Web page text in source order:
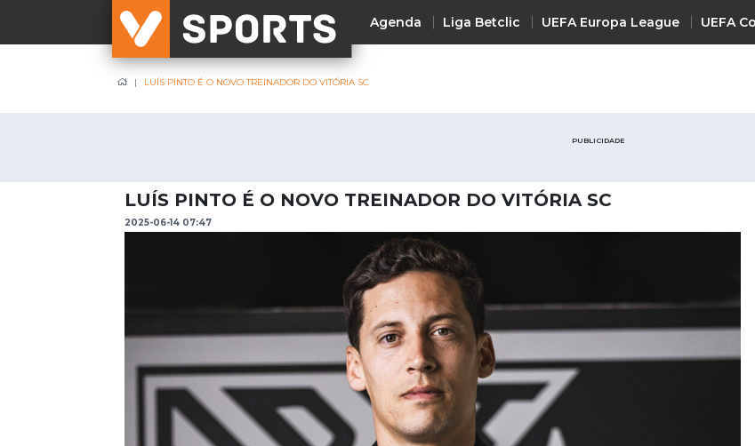
Agenda Liga Betclic UEFA Europa League UEFA
Allianz Cup
Taça Generali Tranquilidade
UEFA Conference League
Premier League
Süper Lig
Saudi Pro League
MLS
LUÍS PINTO É O NOVO TREINADOR DO VITÓRIA SC
PUBLICIDADE
LUÍS PINTO É O NOVO TREINADOR DO VITÓRIA SC
2025-06-14 07:47